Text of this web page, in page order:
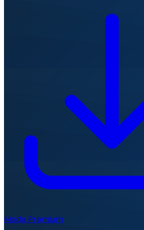
Mode Premium